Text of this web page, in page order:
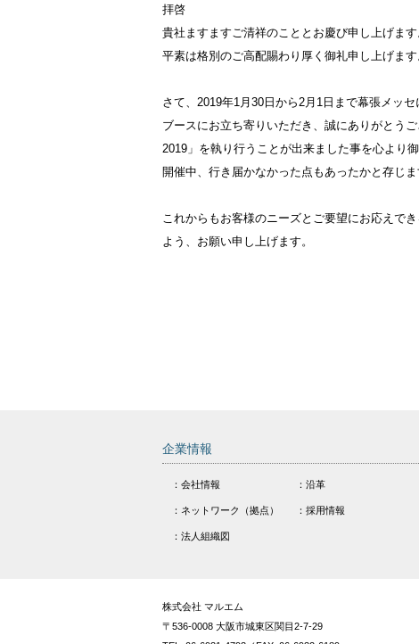
拝啓
貴社ますますご清祥のこととお慶び申し上げます
平素は格別のご高配賜わり厚く御礼申し上げます
さて、2019年1月30日から2月1日まで幕張メッ
ブースにお立ち寄りいただき、誠にありがとう
2019」を執り行うことが出来ました事を心より御
開催中、行き届かなかった点もあったかと存じ
これからもお客様のニーズとご要望にお応えで
よう、お願い申し上げます。
企業情報
：会社情報 ：沿革
：ネットワーク（拠点） ：採用情報
：法人組織図
株式会社 マルエム
〒536-0008 大阪市城東区関目2-7-29